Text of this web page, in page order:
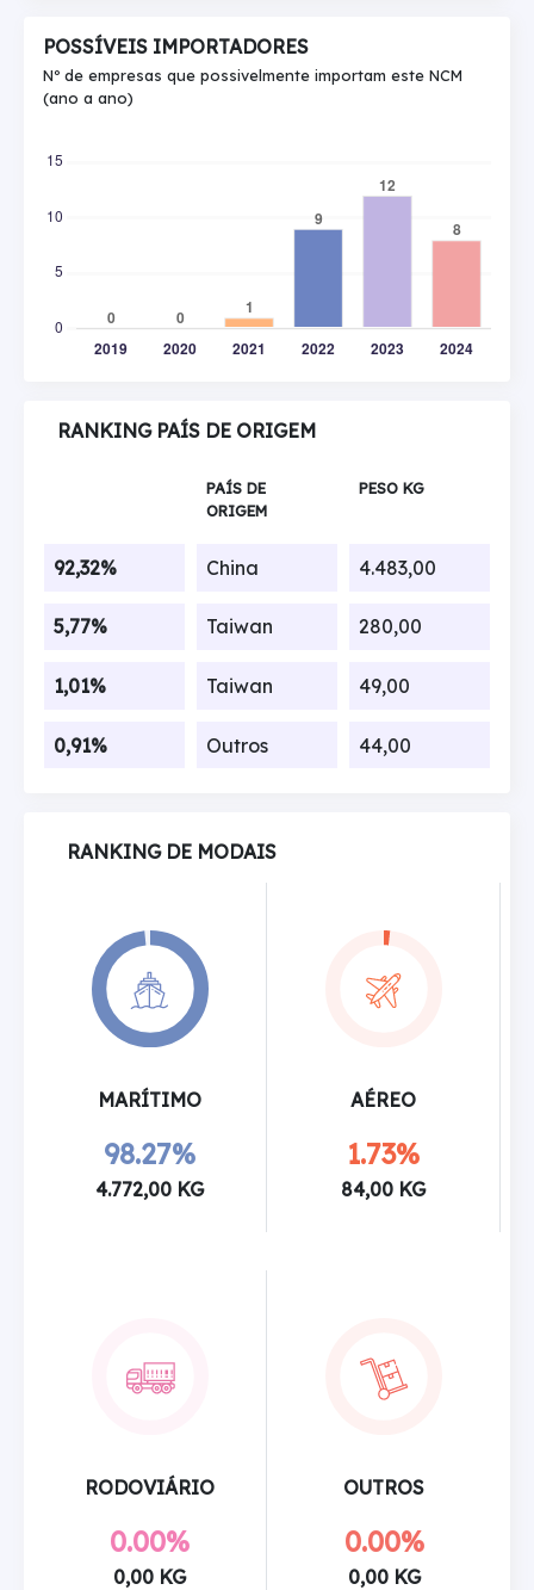
POSSÍVEIS IMPORTADORES
Nº de empresas que possivelmente importam este NCM
(ano a ano)
RANKING PAÍS DE ORIGEM
PAÍS DE
ORIGEM
PESO KG
92,32% China 4.483,00
5,77% Taiwan 280,00
1,01% Taiwan 49,00
0,91% Outros 44,00
RANKING DE MODAIS
MARÍTIMO
98.27%
4.772,00 KG
AÉREO
1.73%
84,00 KG
RODOVIÁRIO
0.00%
0,00 KG
OUTROS
0.00%
0,00 KG